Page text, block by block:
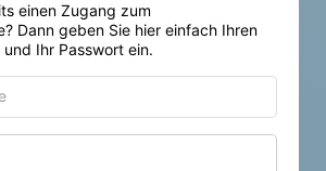
einen Zugang zum
Dann geben Sie hier einfach Ihren
Ihr Passwort ein.